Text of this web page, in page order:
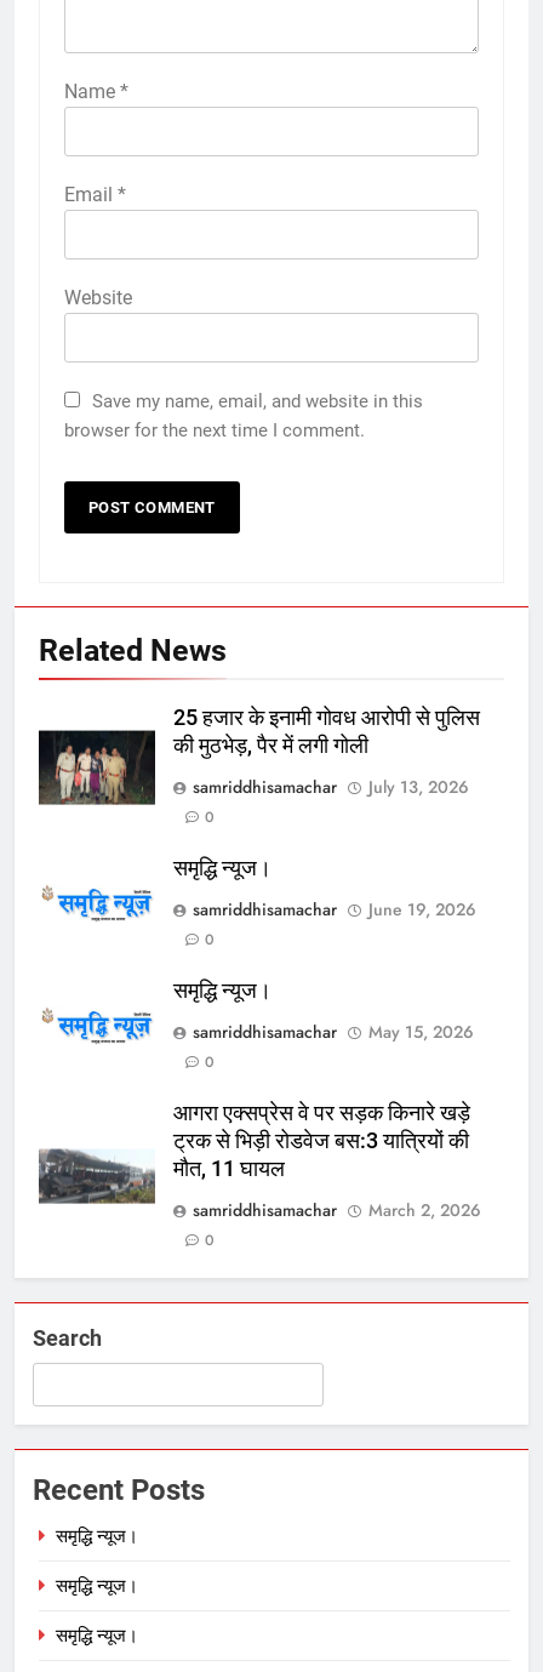
Name *
Email *
Website
Save my name, email, and website in this
browser for the next time I comment.
Related News
25 हजार के इनामी गोवध आरोपी से पुलिस
की मुठभेड़, पैर में लगी गोली
samriddhisamachar
July 13, 2026
0
समृद्धि न्यूज।
samriddhisamachar
June 19, 2026
0
समृद्धि न्यूज।
samriddhisamachar
May 15, 2026
0
आगरा एक्सप्रेस वे पर सड़क किनारे खड़े
ट्रक से भिड़ी रोडवेज बस:3 यात्रियों की
मौत, 11 घायल
samriddhisamachar
March 2, 2026
0
Search
Recent Posts
समृद्धि न्यूज।
समृद्धि न्यूज।
समृद्धि न्यूज।